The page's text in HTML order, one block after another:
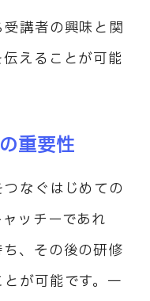
講者の興味と関
えることが可能
重要性
なぐはじめての
ッチーであれ
、その後の研修
が可能です。一